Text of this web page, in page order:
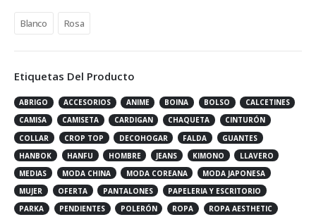
Blanco Rosa
Etiquetas Del Producto
ABRIGO ACCESORIOS ANIME BOINA BOLSO
CALCETINES
CAMISA
CAMISETA CARDIGAN CHAQUETA
CINTURÓN
COLLAR
CROP TOP DECOHOGAR FALDA
GUANTES
HANBOK
HANFU HOMBRE JEANS KIMONO
LLAVERO
MEDIAS
MODA CHINA MODA COREANA
MODA JAPONESA
MUJER
OFERTA PANTALONES
PAPELERIA Y ESCRITORIO
PARKA
PENDIENTES POLERÓN ROPA
ROPA AESTHETIC